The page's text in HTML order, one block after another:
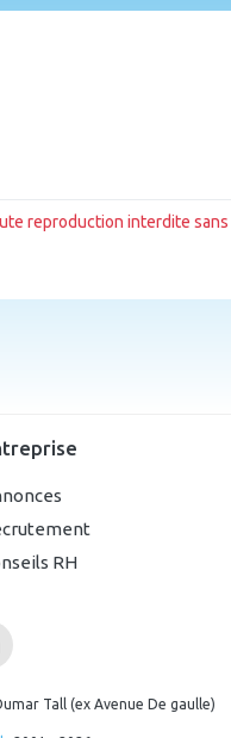
reproduction interdite sans
RH
Tall (ex Avenue De gaulle)